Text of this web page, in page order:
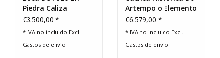
Piedra Caliza
€3.500,00 *
* IVA no incluido Excl.
Gastos de envío
Artempo o Elemento
de Fuente
€6.579,00 *
* IVA no incluido Excl.
Gastos de envío